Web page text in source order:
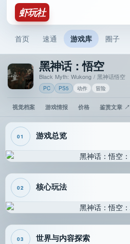
虾玩社
首页 速通 游戏库 圈子
黑神话：悟空
Black Myth: Wukong / 黑神话悟空
PC PS5 动作 冒险
视觉档案 游戏情报 价格 鉴赏文章 ↗
01 游戏总览
02 核心玩法
03 世界与内容探索